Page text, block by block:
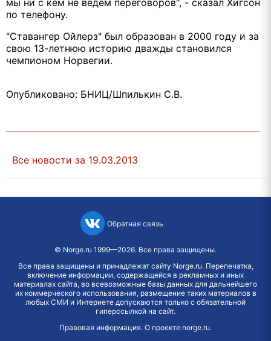
мы ни с кем не ведем переговоров", - сказал Хигсон
по телефону.
"Ставангер Ойлерз" был образован в 2000 году и за
свою 13-летнюю историю дважды становился
чемпионом Норвегии.
Опубликовано: БНИЦ/Шпилькин С.В.
Все новости за 19.03.2013
Обратная связь
© Norge.ru 1999—2026. Все права защищены.
Все права защищены и принадлежат сайту Norge.ru. Перепечатка,
включение информации, содержащейся в рекламных и иных
материалах сайта, во всевозможные базы данных для дальнейшего
их коммерческого использования, размещение таких материалов в
любых СМИ и Интернете допускаются только с обязательной
гиперссылкой на сайт.
Правовая информация. О проекте norge.ru.